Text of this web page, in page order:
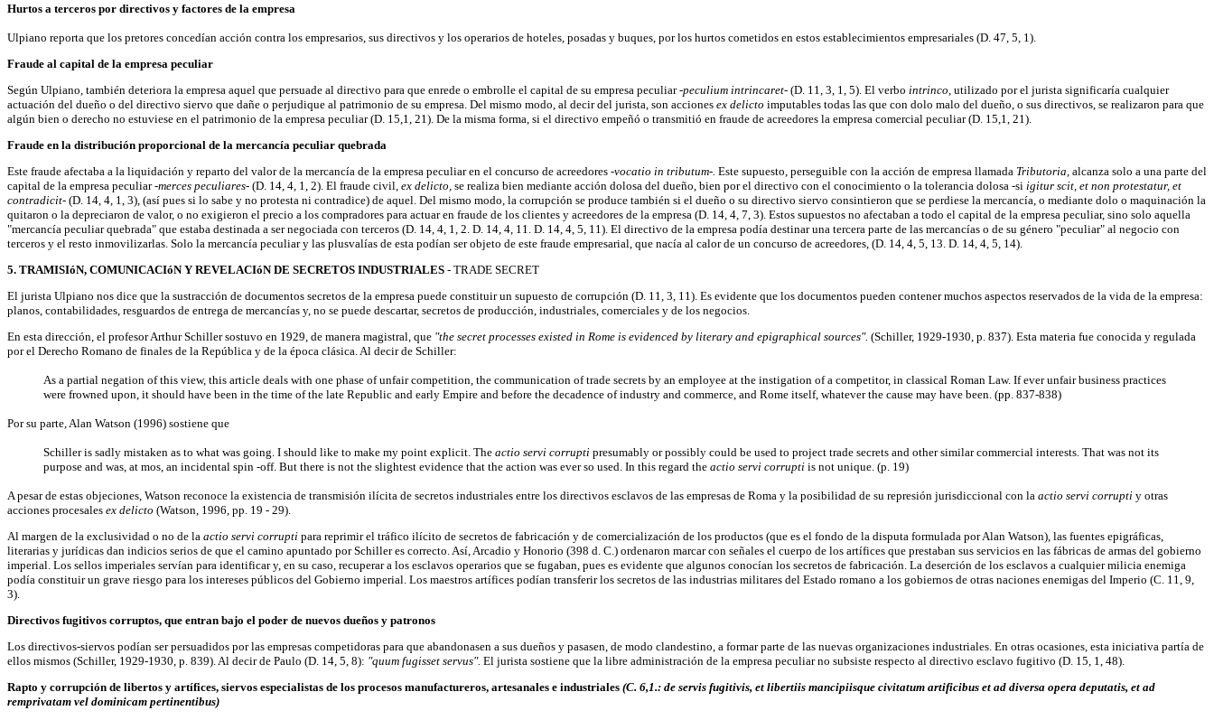
Hurtos a terceros por directivos y factores de la empresa
Ulpiano reporta que los pretores concedían acción contra los empresarios, sus directivos y los operarios de hoteles, posadas y buques, por los hurtos cometidos en estos establecimientos empresariales (D. 47, 5, 1).
Fraude al capital de la empresa peculiar
Según Ulpiano, también deteriora la empresa aquel que persuade al directivo para que enrede o embrolle el capital de su empresa peculiar-peculium intrincaret- (D. 11, 3, 1, 5). El verbo intrinco, utilizado por el jurista significaría cualquier
actuación del dueño o del directivo siervo que dañe o perjudique al patrimonio de su empresa. Del mismo modo, al decir del jurista, son acciones ex delicto imputables todas las que con dolo malo del dueño, o sus directivos, se realizaron para que
algún bien o derecho no estuviese en el patrimonio de la empresa peculiar (D. 15,1, 21). De la misma forma, si el directivo empeñó o transmitió en fraude de acreedores la empresa comercial peculiar (D. 15,1, 21).
Fraude en la distribución proporcional de la mercancía peculiar quebrada
Este fraude afectaba a la liquidación y reparto del valor de la mercancía de la empresa peculiar en el concurso de acreedores -vocatio in tributum-. Este supuesto, perseguible con la acción de empresa llamada Tributoria, alcanza solo a una parte del
capital de la empresa peculiar-merces peculiares- (D. 14, 4, 1, 2). El fraude civil, ex delicto, se realiza bien mediante acción dolosa del dueño, bien por el directivo con el conocimiento o la tolerancia dolosa -si igitur scit, et non protestatur, et
contradicit- (D. 14, 4, 1, 3), (así pues si lo sabe y no protesta ni contradice) de aquel. Del mismo modo, la corrupción se produce también si el dueño o su directivo siervo consintieron que se perdiese la mercancía, o mediante dolo o maquinación la
quitaron o la depreciaron de valor, o no exigieron el precio a los compradores para actuar en fraude de los clientes y acreedores de la empresa (D. 14, 4, 7, 3). Estos supuestos no afectaban a todo el capital de la empresa peculiar, sino solo aquella
"mercancía peculiar quebrada" que estaba destinada a ser negociada con terceros (D. 14, 4, 1, 2. D. 14, 4, 11. D. 14, 4, 5, 11). El directivo de la empresa podía destinar una tercera parte de las mercancías o de su género "peculiar" al negocio con
terceros y el resto inmovilizarlas. Solo la mercancía peculiar y las plusvalías de esta podían ser objeto de este fraude empresarial, que nacía al calor de un concurso de acreedores, (D. 14, 4, 5, 13. D. 14, 4, 5, 14).
5. TRAMISIóN, COMUNICACIóN Y REVELACIóN DE SECRETOS INDUSTRIALES - TRADE SECRET
El jurista Ulpiano nos dice que la sustracción de documentos secretos de la empresa puede constituir un supuesto de corrupción (D. 11, 3, 11). Es evidente que los documentos pueden contener muchos aspectos reservados de la vida de la empresa:
planos, contabilidades, resguardos de entrega de mercancías y, no se puede descartar, secretos de producción, industriales, comerciales y de los negocios.
En esta dirección, el profesor Arthur Schiller sostuvo en 1929, de manera magistral, que "the secret processes existed in Rome is evidenced by literary and epigraphical sources". (Schiller, 1929-1930, p. 837). Esta materia fue conocida y regulada
por el Derecho Romano de finales de la República y de la época clásica. Al decir de Schiller:
As a partial negation of this view, this article deals with one phase of unfair competition, the communication of trade secrets by an employee at the instigation of a competitor, in classical Roman Law. If ever unfair business practices
were frowned upon, it should have been in the time of the late Republic and early Empire and before the decadence of industry and commerce, and Rome itself, whatever the cause may have been. (pp. 837-838)
Por su parte, Alan Watson (1996) sostiene que
Schiller is sadly mistaken as to what was going. I should like to make my point explicit. The actio servi corrupti presumably or possibly could be used to project trade secrets and other similar commercial interests. That was not its
purpose and was, at mos, an incidental spin -off. But there is not the slightest evidence that the action was ever so used. In this regard the actio servi corrupti is not unique. (p. 19)
A pesar de estas objeciones, Watson reconoce la existencia de transmisión ilícita de secretos industriales entre los directivos esclavos de las empresas de Roma y la posibilidad de su represión jurisdiccional con la actio servi corrupti y otras
acciones procesales ex delicto (Watson, 1996, pp. 19 - 29).
Al margen de la exclusividad o no de la actio servi corrupti para reprimir el tráfico ilícito de secretos de fabricación y de comercialización de los productos (que es el fondo de la disputa formulada por Alan Watson), las fuentes epigráficas,
literarias y jurídicas dan indicios serios de que el camino apuntado por Schiller es correcto. Así, Arcadio y Honorio (398 d. C.) ordenaron marcar con señales el cuerpo de los artífices que prestaban sus servicios en las fábricas de armas del gobierno
imperial. Los sellos imperiales servían para identificar y, en su caso, recuperar a los esclavos operarios que se fugaban, pues es evidente que algunos conocían los secretos de fabricación. La deserción de los esclavos a cualquier milicia enemiga
podía constituir un grave riesgo para los intereses públicos del Gobierno imperial. Los maestros artífices podían transferir los secretos de las industrias militares del Estado romano a los gobiernos de otras naciones enemigas del Imperio (C. 11, 9,
3).
Directivos fugitivos corruptos, que entran bajo el poder de nuevos dueños y patronos
Los directivos-siervos podían ser persuadidos por las empresas competidoras para que abandonasen a sus dueños y pasasen, de modo clandestino, a formar parte de las nuevas organizaciones industriales. En otras ocasiones, esta iniciativa partía de
ellos mismos (Schiller, 1929-1930, p. 839). Al decir de Paulo (D. 14, 5, 8): "quum fugisset servus". El jurista sostiene que la libre administración de la empresa peculiar no subsiste respecto al directivo esclavo fugitivo (D. 15, 1, 48).
Rapto y corrupción de libertos y artífices, siervos especialistas de los procesos manufactureros, artesanales e industriales (C. 6,1.: de servis fugitivis, et libertiis mancipiisque civitatum artificibus et ad diversa opera deputatis, et ad
remprivatam vel dominicam pertinentibus)